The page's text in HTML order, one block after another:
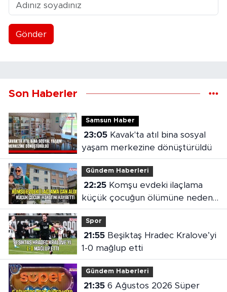
Gönder
Son Haberler
Samsun Haber
23:05Kavak'ta atıl bina sosyal
yaşam merkezine dönüştürüldü
Gündem Haberleri
22:25Komşu evdeki ilaçlama
küçük çocuğun ölümüne neden
oldu
Spor
21:55Beşiktaş Hradec Kralove’yi
1-0 mağlup etti
Gündem Haberleri
21:356 Ağustos 2026 Süper